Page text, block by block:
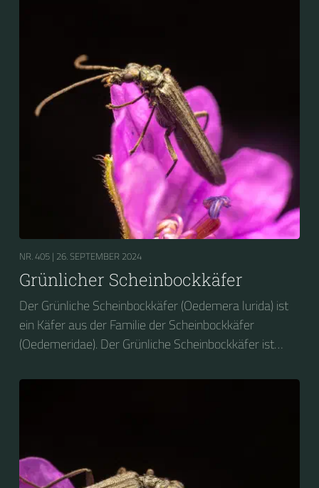
NR. 405 | 26. SEPTEMBER 2024
Grünlicher Scheinbockkäfer
Der Grünliche Scheinbockkäfer (Oedemera lurida) ist
ein Käfer aus der Familie der Scheinbockkäfer
(Oedemeridae). Der Grünliche Scheinbockkäfer ist
Scheinbockkäfer (Oedemera nobilis).